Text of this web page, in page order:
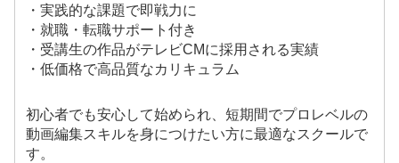
・実践的な課題で即戦力に
・就職・転職サポート付き
・受講生の作品がテレビCMに採用される実績
・低価格で高品質なカリキュラム
初心者でも安心して始められ、短期間でプロレベルの
動画編集スキルを身につけたい方に最適なスクールで
す。